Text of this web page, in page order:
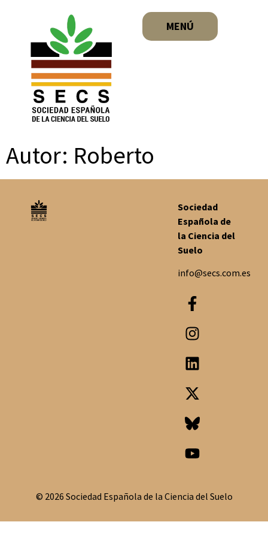
MENÚ
Autor: Roberto
Sociedad
Española de
la Ciencia del
Suelo
info@secs.com.es
© 2026 Sociedad Española de la Ciencia del Suelo